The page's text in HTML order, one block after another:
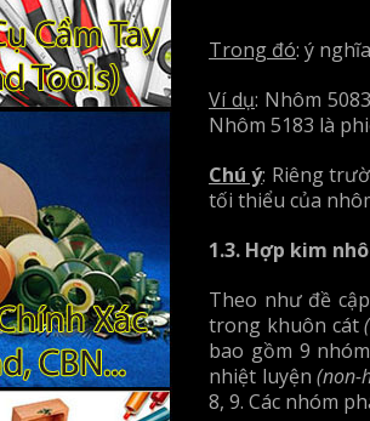
Trong đó: ý
Ví dụ: Nhôm
Nhôm 5183 là
Chú ý: Riêng
tối thiểu của
1.3. Hợp kim
Theo như đề
trong khuôn cát
bao gồm 9
nhiệt luyện (non-
8, 9. Các nhóm